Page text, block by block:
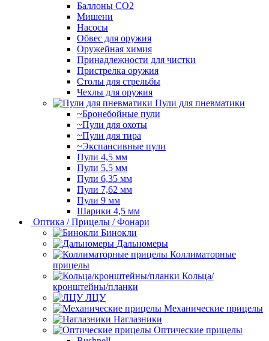
Баллоны СО2
Мишени
Насосы
Обвес для оружия
Оружейная химия
Принадлежности для чистки
Пристрелка оружия
Столы для стрельбы
Чехлы для оружия
Пули для пневматики
~Бронебойные пули
~Пули для охоты
~Пули для тира
~Экспансивные пули
Пули 4,5 мм
Пули 5,5 мм
Пули 6,35 мм
Пули 7,62 мм
Пули 9 мм
Шарики 4,5 мм
Оптика / Прицелы / Фонари
Бинокли
Дальномеры
Коллиматорные
прицелы
Кольца/
кронштейны/планки
ЛЦУ
Механические прицелы
Наглазники
Оптические прицелы